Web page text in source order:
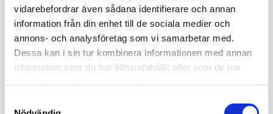
vidarebefordrar även sådana identifierare och annan
information från din enhet till de sociala medier och
annons- och analysföretag som vi samarbetar med.
Dessa kan i sin tur kombinera informationen med annan
information som du har tillhandahållit eller som de har
Levernochnjurarnaär viktiga för kroppens
ämnesomsättning, avgiftning och vätskebalans.
Sjukdomar i lever eller njurar kan därför i vissa fall bidra till
långvarig trötthet och nedsatt ork.
Njursjukdomkan även påverka blodbildningen och bidra